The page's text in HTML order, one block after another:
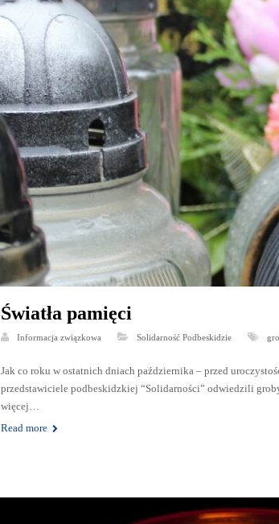
Światła pamięci
Informacja związkowa Solidarność Podbeskidzie
Jak co roku w ostatnich dniach października – przed
przedstawiciele podbeskidzkiej “Solidarności” odwiedzili
więcej…
Read more